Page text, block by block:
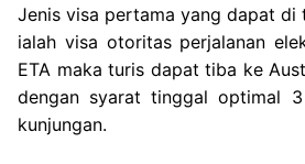
Jenis visa pertama yang dapat di
ialah visa otoritas perjalanan
ETA maka turis dapat tiba ke
dengan syarat tinggal optimal
kunjungan.